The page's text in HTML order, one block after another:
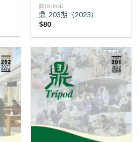
鼎TRIPOD
鼎_203期（2023）
$80